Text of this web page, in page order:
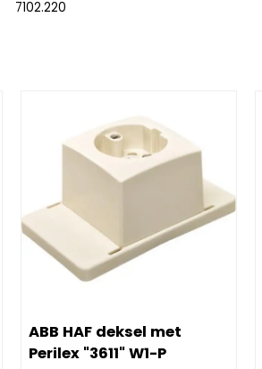
7102.220
ABB HAF deksel met
Perilex "3611" W1-P